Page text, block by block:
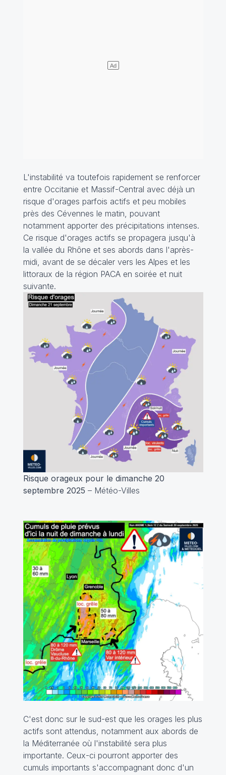
L'instabilité va toutefois rapidement se renforcer
entre Occitanie et Massif-Central avec déjà un
risque d'orages parfois actifs et peu mobiles
près des Cévennes le matin, pouvant
notamment apporter des précipitations intenses.
Ce risque d'orages actifs se propagera jusqu'à
la vallée du Rhône et ses abords dans l'après-
midi, avant de se décaler vers les Alpes et les
littoraux de la région PACA en soirée et nuit
suivante.
Risque orageux pour le dimanche 20
septembre 2025 – Météo-Villes
C'est donc sur le sud-est que les orages les plus
actifs sont attendus, notamment aux abords de
la Méditerranée où l'instabilité sera plus
importante. Ceux-ci pourront apporter des
cumuls importants s'accompagnant donc d'un